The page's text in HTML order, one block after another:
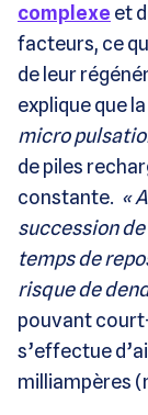
complexe et
facteurs, ce
de leur
explique que
micro
de piles
constante. «
succession
temps de
risque de
pouvant
s’effectue
milliampères